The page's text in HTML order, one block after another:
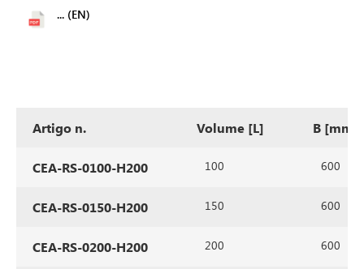
... (EN)
Artigo n. Volume [L] B [mm]
CEA-RS-0100-H200 100 600
CEA-RS-0150-H200 150 600
CEA-RS-0200-H200 200 600